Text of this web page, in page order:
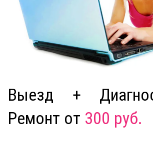
Выезд +
Ремонт от 300 руб.